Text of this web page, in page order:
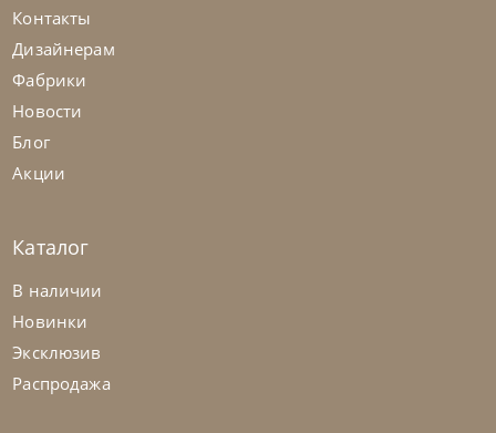
Natisa
Стол обеденный Vela
Контакты
Дизайнерам
Фабрики
Новости
Блог
Акции
Каталог
В наличии
Новинки
Эксклюзив
Распродажа